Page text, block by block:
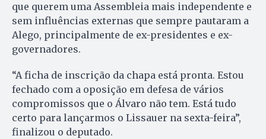
que querem uma Assembleia mais independente e
sem influências externas que sempre pautaram a
Alego, principalmente de ex-presidentes e ex-
governadores.
“A ficha de inscrição da chapa está pronta. Estou
fechado com a oposição em defesa de vários
compromissos que o Álvaro não tem. Está tudo
certo para lançarmos o Lissauer na sexta-feira”,
finalizou o deputado.